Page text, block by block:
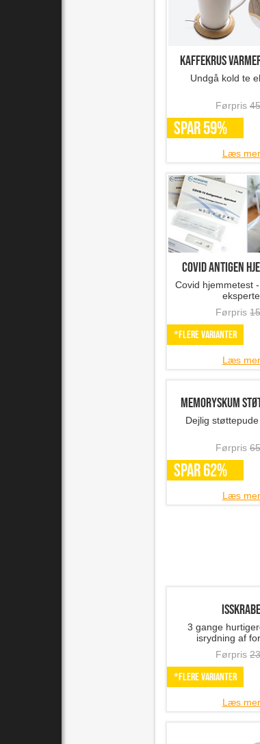
Kaffekrus varmer
Undgå kold te
Førpris
SPAR 59%
Læs
Covid antigen
Covid hjemmetest
Førpris
*Flere varianter
Læs
Memoryskum
Dejlig
Isskraber
3 gange
isrydning af